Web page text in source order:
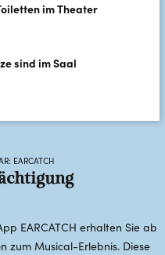
im Theater
sind im Saal
EARCATCH
EARCATCH erhalten Sie ab
zum Musical-Erlebnis. Diese